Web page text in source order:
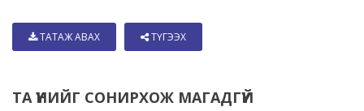
ТАТАЖ АВАХ ТҮГЭЭХ
ТА ҮҮНИЙГ СОНИРХОЖ МАГАДГҮЙ